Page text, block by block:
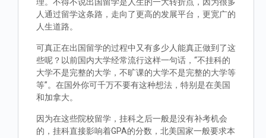
人通过留学这条路，走向了更高的发展平台，更宽广的
人生道路。
可真正在出国留学的过程中又有多少人能真正做到了这
些呢？以前国内大学经常流行这样一句话，“不挂科的
大学不是完整的大学，不旷课的大学不是完整的大学等
等”。在国外你可千万不要有这种想法，特别是在美国
和加拿大。
因为在这些院校留学，挂科之后一般是没有补考机会
的，挂科直接影响着GPA的分数，北美国家一般要求本